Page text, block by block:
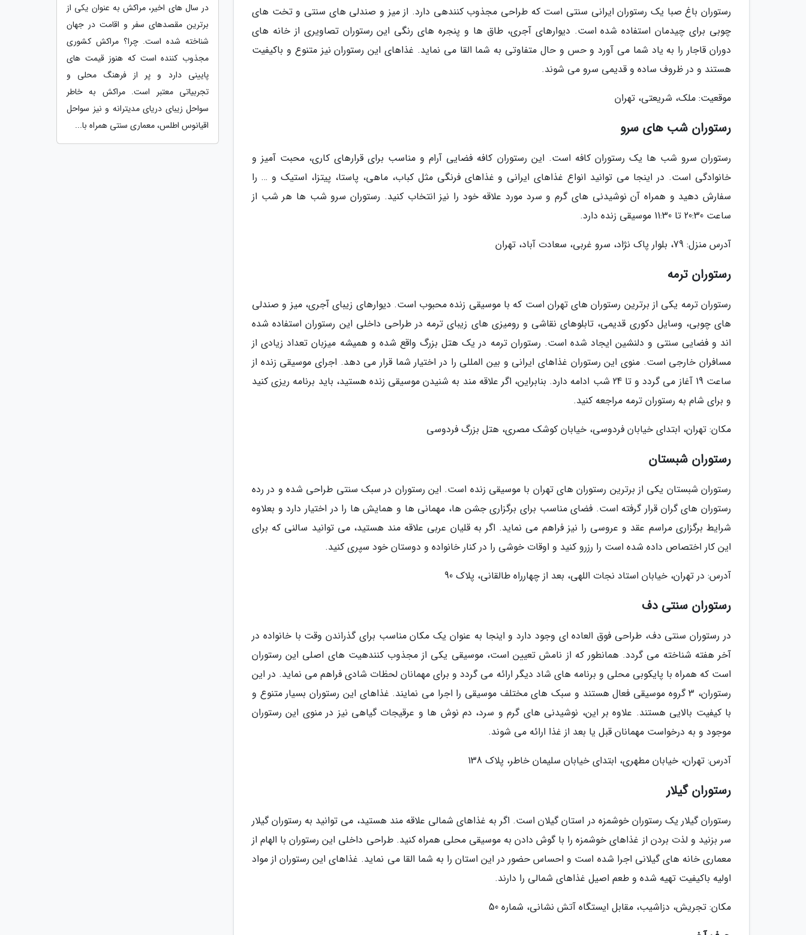
رستوران باغ صبا یک رستوران ایرانی سنتی است که طراحی مجذوب کنندهی دارد. از میز و صندلی های سنتی و تخت های
چوبی برای چیدمان استفاده شده است. دیوارهای آجری، طاق ها و پنجره های رنگی این رستوران تصاویری از خانه های
دوران قاجار را به یاد شما می آورد و حس و حال متفاوتی به شما القا می نماید. غذاهای این رستوران نیز متنوع و باکیفیت
هستند و در ظروف ساده و قدیمی سرو می شوند.
موقعیت: ملک، شریعتی، تهران
رستوران شب های سرو
رستوران سرو شب ها یک رستوران کافه است. این رستوران کافه فضایی آرام و مناسب برای قرارهای کاری، محبت آمیز و
خانوادگی است. در اینجا می توانید انواع غذاهای ایرانی و غذاهای فرنگی مثل کباب، ماهی، پاستا، پیتزا، استیک و … را
سفارش دهید و همراه آن نوشیدنی های گرم و سرد مورد علاقه خود را نیز انتخاب کنید. رستوران سرو شب ها هر شب از
ساعت 20:30 تا 11:30 موسیقی زنده دارد.
آدرس منزل: 79، بلوار پاک نژاد، سرو غربی، سعادت آباد، تهران
رستوران ترمه
رستوران ترمه یکی از برترین رستوران های تهران است که با موسیقی زنده محبوب است. دیوارهای زیبای آجری، میز و صندلی
های چوبی، وسایل دکوری قدیمی، تابلوهای نقاشی و رومیزی های زیبای ترمه در طراحی داخلی این رستوران استفاده شده
اند و فضایی سنتی و دلنشین ایجاد شده است. رستوران ترمه در یک هتل بزرگ واقع شده و همیشه میزبان تعداد زیادی از
مسافران خارجی است. منوی این رستوران غذاهای ایرانی و بین المللی را در اختیار شما قرار می دهد. اجرای موسیقی زنده از
ساعت 19 آغاز می گردد و تا 24 شب ادامه دارد. بنابراین، اگر علاقه مند به شنیدن موسیقی زنده هستید، باید برنامه ریزی کنید
و برای شام به رستوران ترمه مراجعه کنید.
مکان: تهران، ابتدای خیابان فردوسی، خیابان کوشک مصری، هتل بزرگ فردوسی
رستوران شبستان
رستوران شبستان یکی از برترین رستوران های تهران با موسیقی زنده است. این رستوران در سبک سنتی طراحی شده و در رده
رستوران های گران قرار گرفته است. فضای مناسب برای برگزاری جشن ها، مهمانی ها و همایش ها را در اختیار دارد و بعلاوه
شرایط برگزاری مراسم عقد و عروسی را نیز فراهم می نماید. اگر به قلیان عربی علاقه مند هستید، می توانید سالنی که برای
این کار اختصاص داده شده است را رزرو کنید و اوقات خوشی را در کنار خانواده و دوستان خود سپری کنید.
آدرس: در تهران، خیابان استاد نجات اللهی، بعد از چهارراه طالقانی، پلاک 90
رستوران سنتی دف
در رستوران سنتی دف، طراحی فوق العاده ای وجود دارد و اینجا به عنوان یک مکان مناسب برای گذراندن وقت با خانواده در
آخر هفته شناخته می گردد. همانطور که از نامش تعیین است، موسیقی یکی از مجذوب کنندهیت های اصلی این رستوران
است که همراه با پایکوبی محلی و برنامه های شاد دیگر ارائه می گردد و برای مهمانان لحظات شادی فراهم می نماید. در این
رستوران، 3 گروه موسیقی فعال هستند و سبک های مختلف موسیقی را اجرا می نمایند. غذاهای این رستوران بسیار متنوع و
با کیفیت بالایی هستند. علاوه بر این، نوشیدنی های گرم و سرد، دم نوش ها و عرقیجات گیاهی نیز در منوی این رستوران
موجود و به درخواست مهمانان قبل یا بعد از غذا ارائه می شوند.
آدرس: تهران، خیابان مطهری، ابتدای خیابان سلیمان خاطر، پلاک 138
رستوران گیلار
رستوران گیلار یک رستوران خوشمزه در استان گیلان است. اگر به غذاهای شمالی علاقه مند هستید، می توانید به رستوران گیلار
سر بزنید و لذت بردن از غذاهای خوشمزه را با گوش دادن به موسیقی محلی همراه کنید. طراحی داخلی این رستوران با الهام از
معماری خانه های گیلانی اجرا شده است و احساس حضور در این استان را به شما القا می نماید. غذاهای این رستوران از مواد
اولیه باکیفیت تهیه شده و طعم اصیل غذاهای شمالی را دارند.
مکان: تجریش، دزاشیب، مقابل ایستگاه آتش نشانی، شماره 50
در سال های اخیر، مراکش به عنوان یکی از
برترین مقصدهای سفر و اقامت در جهان
شناخته شده است. چرا؟ مراکش کشوری
مجذوب کننده است که هنوز قیمت های
پایینی دارد و پر از فرهنگ محلی و
تجربیاتی معتبر است. مراکش به خاطر
سواحل زیبای دریای مدیترانه و نیز سواحل
اقیانوس اطلس، معماری سنتی همراه با...